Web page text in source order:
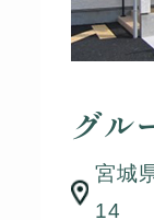
グル
宮城
14